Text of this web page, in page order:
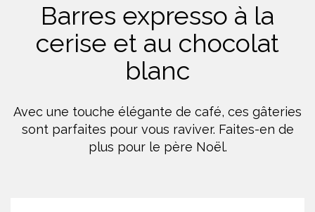
Barres expresso à la
cerise et au chocolat
blanc
Avec une touche élégante de café, ces gâteries
sont parfaites pour vous raviver. Faites-en de
plus pour le père Noël.